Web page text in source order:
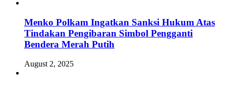
Menko Polkam Ingatkan Sanksi Hukum Atas
Tindakan Pengibaran Simbol Pengganti
Bendera Merah Putih
August 2, 2025